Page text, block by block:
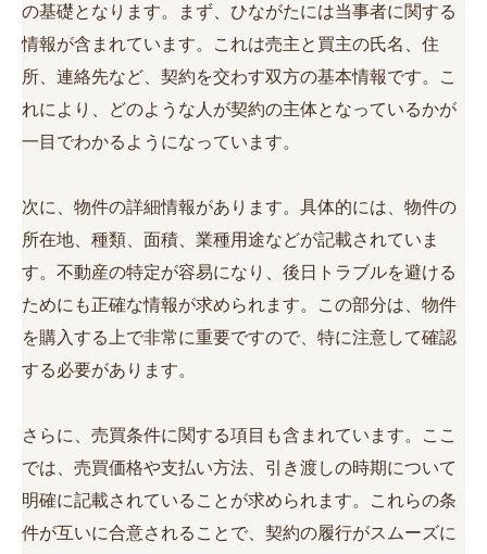
の基礎となります。まず、ひながたには当事者に関する
情報が含まれています。これは売主と買主の氏名、住
所、連絡先など、契約を交わす双方の基本情報です。こ
れにより、どのような人が契約の主体となっているかが
一目でわかるようになっています。
次に、物件の詳細情報があります。具体的には、物件の
所在地、種類、面積、業種用途などが記載されていま
す。不動産の特定が容易になり、後日トラブルを避ける
ためにも正確な情報が求められます。この部分は、物件
を購入する上で非常に重要ですので、特に注意して確認
する必要があります。
さらに、売買条件に関する項目も含まれています。ここ
では、売買価格や支払い方法、引き渡しの時期について
明確に記載されていることが求められます。これらの条
件が互いに合意されることで、契約の履行がスムーズに